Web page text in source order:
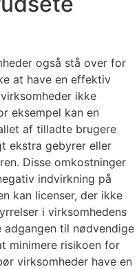
også stå over for
at have en effektiv
ikke
eksempel kan en
af tilladte brugere
ekstra gebyrer eller
Disse omkostninger
indvirkning på
kan licenser, der ikke
i virksomhedens
til nødvendige
minimere risikoen for
virksomheder have en